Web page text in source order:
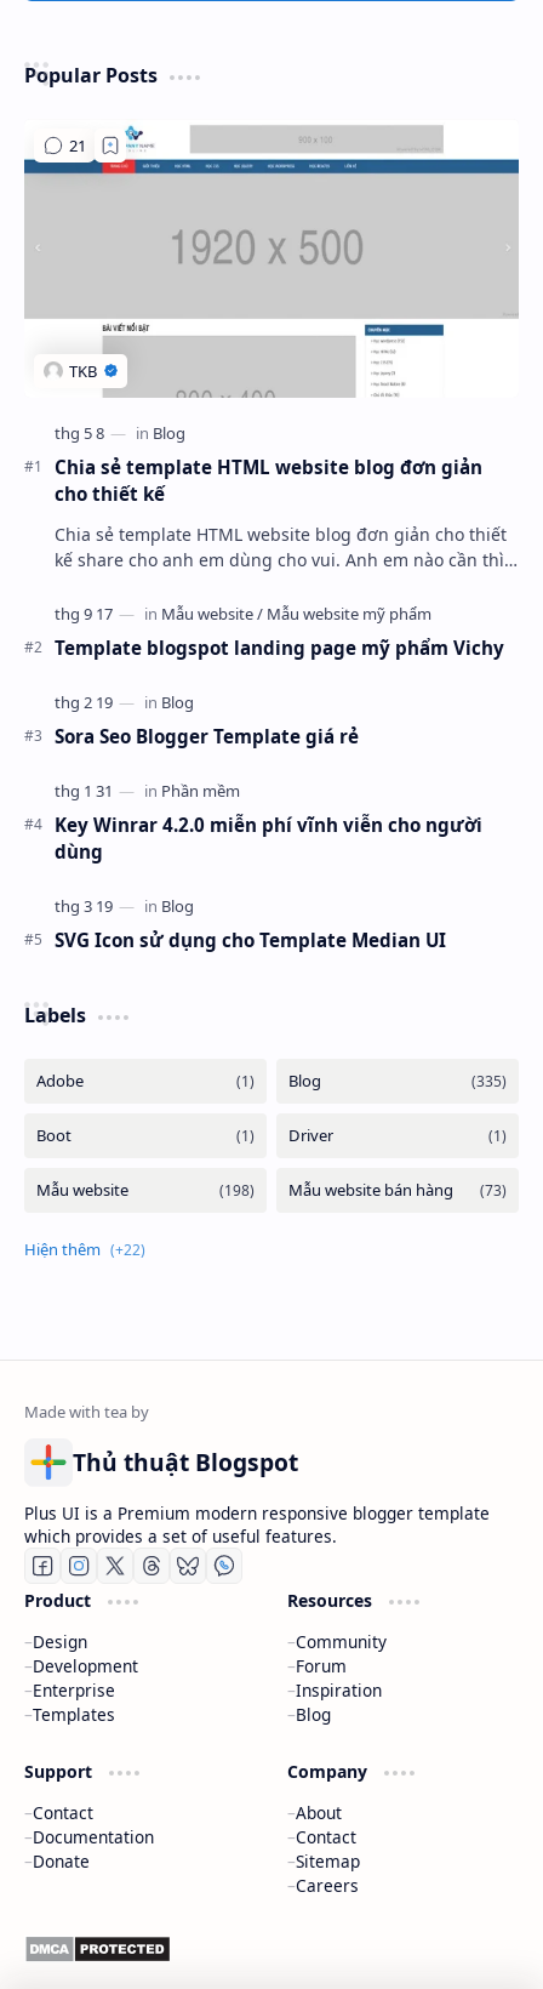
Popular Posts
Chia sẻ template HTML website blog đơn giản
cho thiết kế
Chia sẻ template HTML website blog đơn giản cho thiết
kế share cho anh em dùng cho vui. Anh em nào cần thì
Template blogspot landing page mỹ phẩm Vichy
Sora Seo Blogger Template giá rẻ
Key Winrar 4.2.0 miễn phí vĩnh viễn cho người
dùng
SVG Icon sử dụng cho Template Median UI
Labels
Thủ thuật Blogspot
Plus UI is a Premium modern responsive blogger template
which provides a set of useful features.
Product
Design
Development
Enterprise
Templates
Resources
Community
Forum
Inspiration
Blog
Support
Contact
Documentation
Donate
Company
About
Contact
Sitemap
Careers